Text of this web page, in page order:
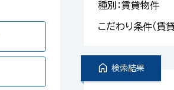
種別：賃貸物件
こだわり条件（賃
home 検索結果